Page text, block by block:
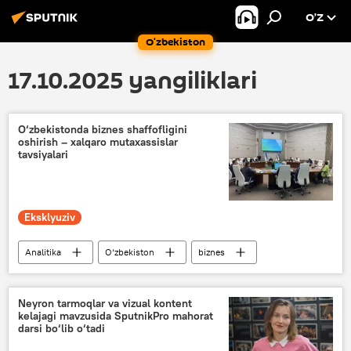
O‘zbekiston
O’Z
17.10.2025 yangiliklari
O‘zbekistonda biznes shaffofligini
oshirish – xalqaro mutaxassislar
tavsiyalari
Eksklyuziv
Analitika O‘zbekiston
biznes
Rossiya
Neyron tarmoqlar va vizual kontent
kelajagi mavzusida SputnikPro mahorat
darsi bo‘lib o‘tadi